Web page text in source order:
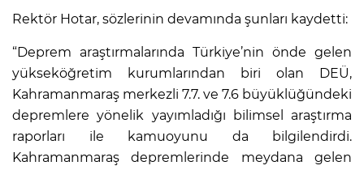
Rektör Hotar, sözlerinin devamında şunları kaydetti:
“Deprem araştırmalarında Türkiye’nin önde gelen
yükseköğretim kurumlarından biri olan DEÜ,
Kahramanmaraş merkezli 7.7. ve 7.6 büyüklüğündeki
depremlere yönelik yayımladığı bilimsel araştırma
raporları ile kamuoyunu da bilgilendirdi.
Kahramanmaraş depremlerinde meydana gelen